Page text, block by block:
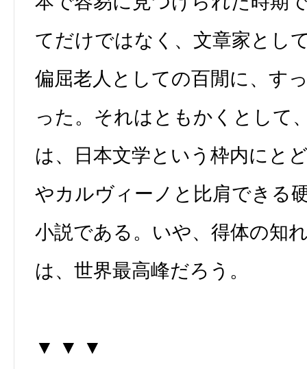
てだけではなく、文章家とし
偏屈老人としての百閒に、す
った。それはともかくとして
は、日本文学という枠内にと
やカルヴィーノと比肩できる
小説である。いや、得体の知
は、世界最高峰だろう。
▼ ▼ ▼